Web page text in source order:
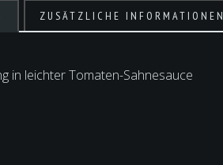
ZUSÄTZLICHE INFORMATIONEN
in leichter Tomaten-Sahnesauce